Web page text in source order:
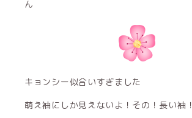
ん
キョンシー似合いすぎました
萌え袖にしか見えないよ！その！長い袖！